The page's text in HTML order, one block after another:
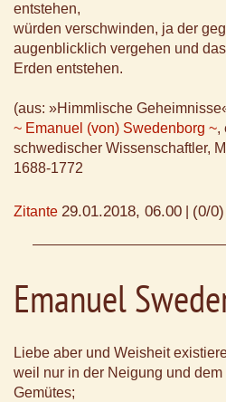
entstehen,
würden verschwinden, ja der
augenblicklich vergehen und
Erden entstehen.
(aus: »Himmlische
~ Emanuel (von) Swedenborg ~,
schwedischer Wissenschaftler,
1688-1772
Zitante 29.01.2018, 06.00 (0/0)
Emanuel
Liebe aber und Weisheit
weil nur in der Neigung und
Gemütes;